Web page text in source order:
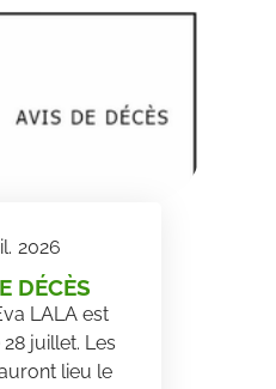
2026
DÉCÈS
LALA est
juillet. Les
lieu le